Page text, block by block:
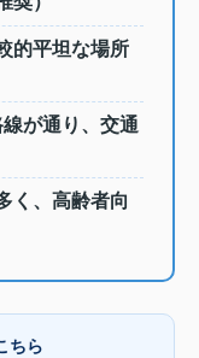
的平坦な場所
が通り、交通
く、高齢者向
ちら